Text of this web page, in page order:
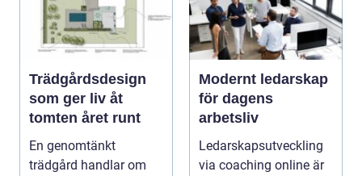
Trädgårdsdesign
som ger liv åt
tomten året runt
En genomtänkt
trädgård handlar om
Modernt ledarskap
för dagens
arbetsliv
Ledarskapsutveckling
via coaching online är